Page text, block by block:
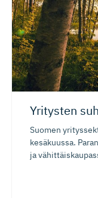
Yritysten
Suomen
kesäkuussa.
ja